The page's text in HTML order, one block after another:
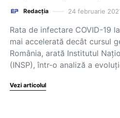
Redacția 24 februarie
Rata de infectare COVID-19
mai accelerată decât cursul
România, arată Institutul
(INSP), într-o analiză a
Vezi articolul